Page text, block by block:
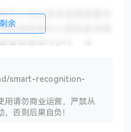
无人机巡查系统更颠覆传
统能根据叶片颜色差异精
量直接减少45%。这
余
smart-recognition-
用请勿商业运营，严禁从
否则后果自负！